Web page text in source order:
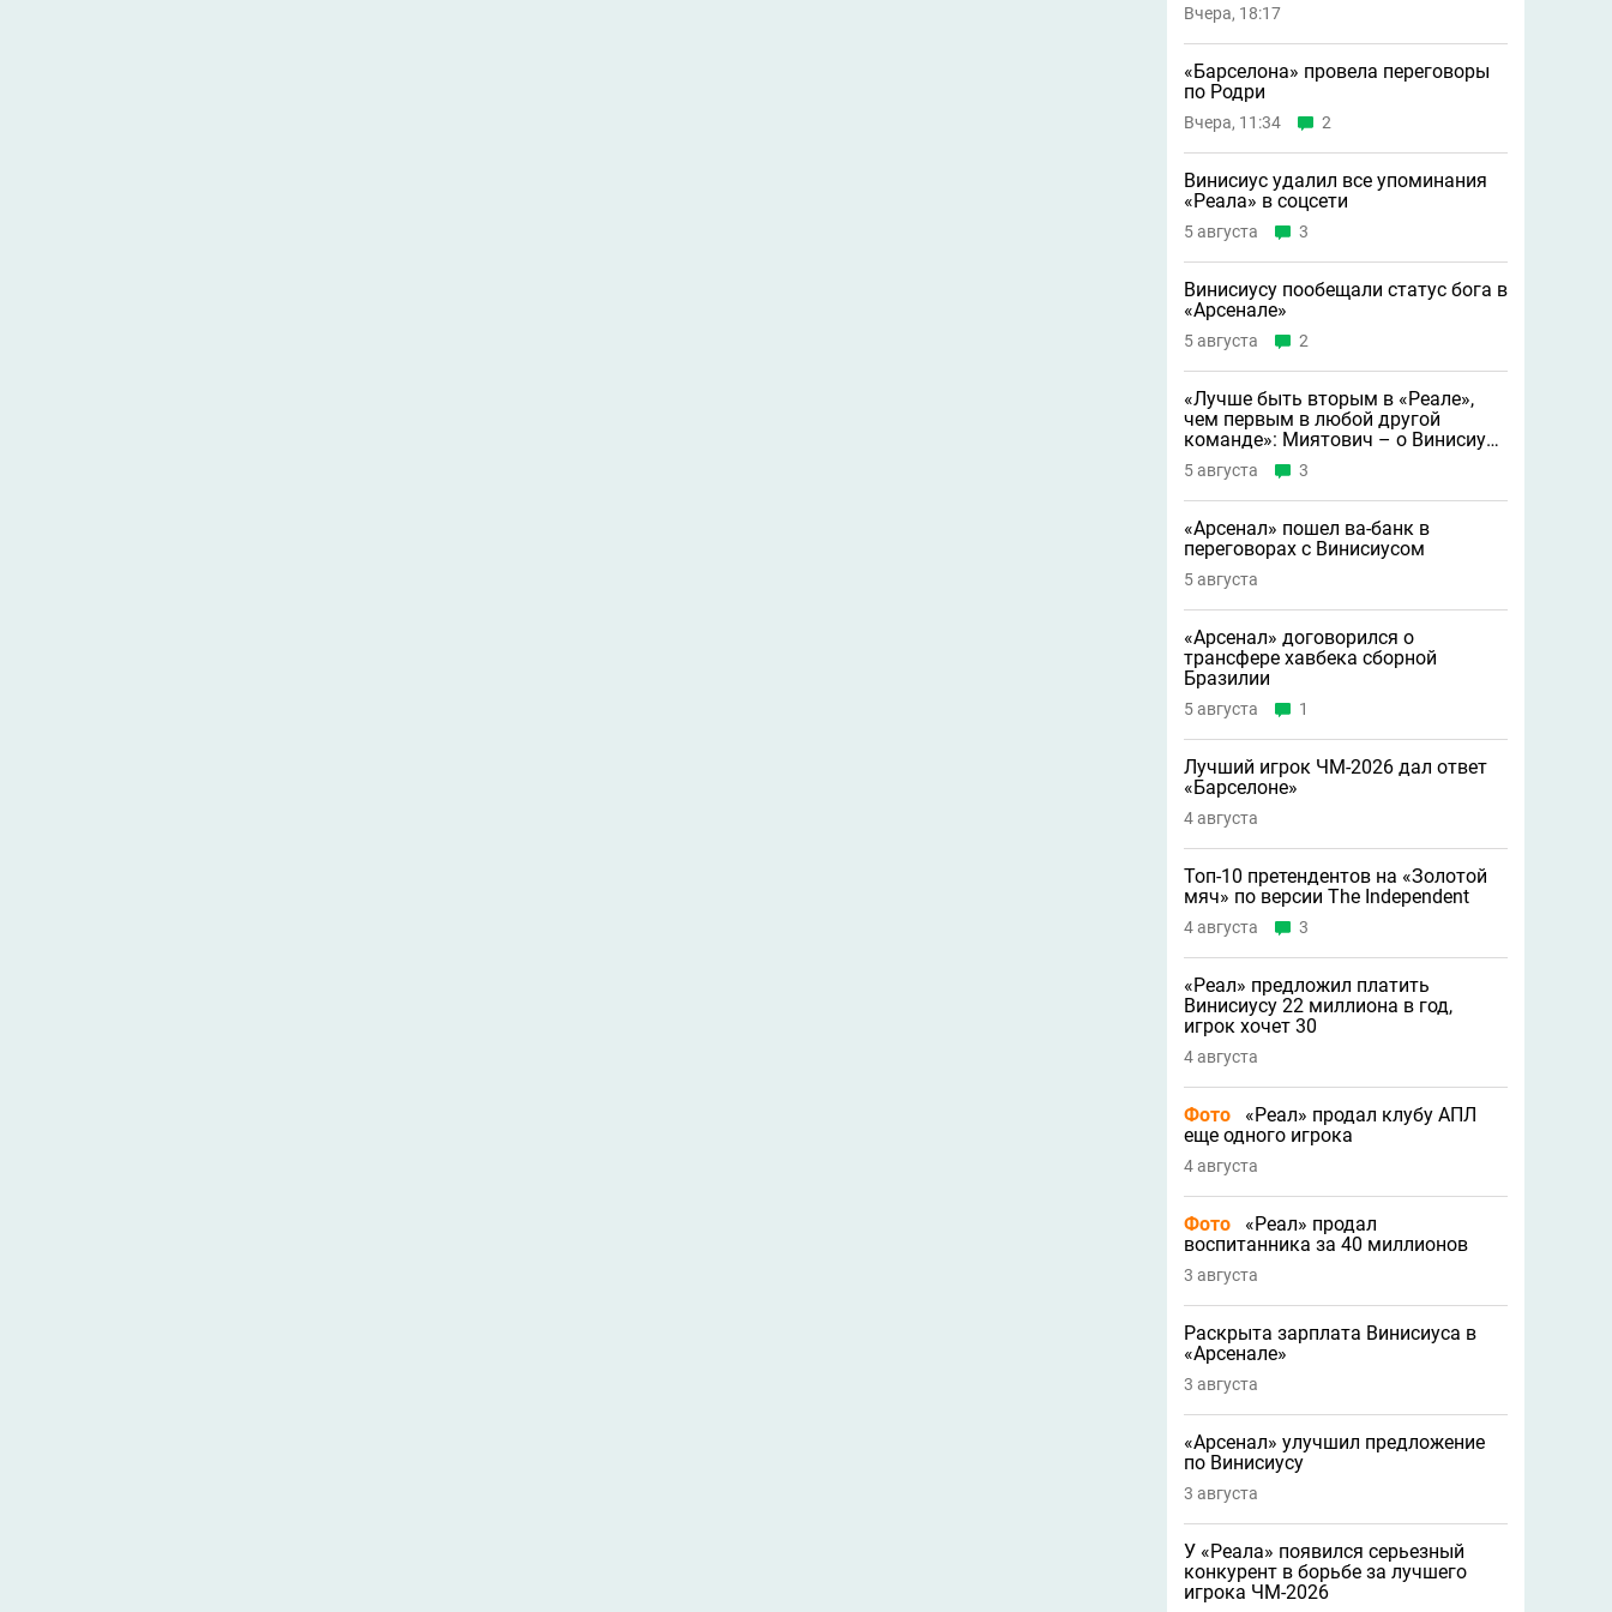
Вчера, 18:17
«Барселона» провела переговоры
по Родри
Вчера, 11:34 2
Винисиус удалил все упоминания
«Реала» в соцсети
5 августа 3
Винисиусу пообещали статус бога в
«Арсенале»
5 августа 2
«Лучше быть вторым в «Реале»,
чем первым в любой другой
команде»: Миятович – о Винисиусе
в «Арсенале»
5 августа 3
«Арсенал» пошел ва-банк в
переговорах с Винисиусом
5 августа
«Арсенал» договорился о
трансфере хавбека сборной
Бразилии
5 августа 1
Лучший игрок ЧМ-2026 дал ответ
«Барселоне»
4 августа
Топ-10 претендентов на «Золотой
мяч» по версии The Independent
4 августа 3
«Реал» предложил платить
Винисиусу 22 миллиона в год,
игрок хочет 30
4 августа
Фото
«Реал» продал клубу АПЛ
еще одного игрока
4 августа
Фото
«Реал» продал
воспитанника за 40 миллионов
3 августа
Раскрыта зарплата Винисиуса в
«Арсенале»
3 августа
«Арсенал» улучшил предложение
по Винисиусу
3 августа
У «Реала» появился серьезный
конкурент в борьбе за лучшего
игрока ЧМ-2026